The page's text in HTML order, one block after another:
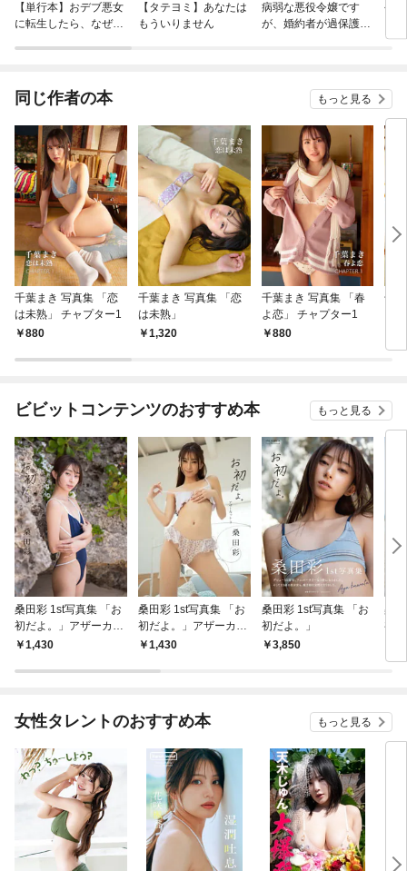
【単行本】おデブ悪女
に転生したら、なぜか
【タテヨミ】あなたは
もういりません
病弱な悪役令嬢です
が、婚約者が過保護す
公
同じ作者の本 もっと見る
千葉まき 写真集 「恋
は未熟」 チャプター1
880
千葉まき 写真集 「恋
は未熟」
1,320
千葉まき 写真集 「春
よ恋」 チャプター1
880
千
ビビットコンテンツのおすすめ本 もっと見る
桑田彩 1st写真集 「お
初だよ。」アザーカッ
ト11,430
桑田彩 1st写真集 「お
初だよ。」アザーカッ
ト31,430
桑田彩 1st写真集 「お
初だよ。」
3,850
桑
初
女性タレントのおすすめ本 もっと見る